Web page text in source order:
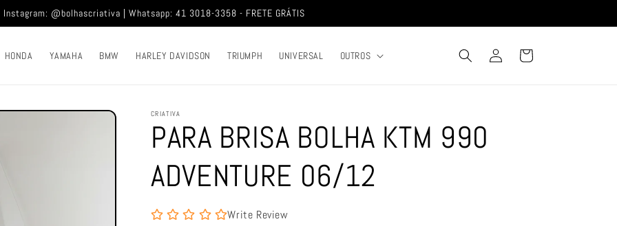
Instagram: @bolhascriativa | Whatsapp: 41 3018-3358 - FRETE GRÁTIS
HONDA YAMAHA BMW HARLEY DAVIDSON TRIUMPH UNIVERSAL OUTROS
Fazer
login
Carrinho
CRIATIVA
PARA BRISA BOLHA KTM 990
ADVENTURE 06/12
Write Review